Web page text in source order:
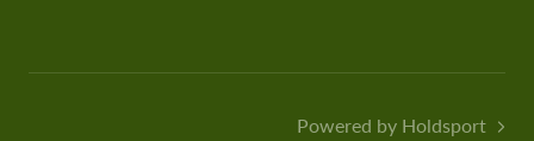
Powered by Holdsport